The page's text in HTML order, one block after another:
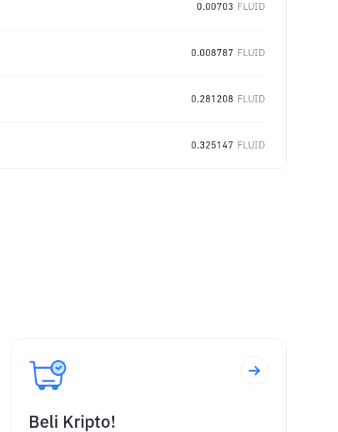
0.00703 FLUID
0.008787 FLUID
0.281208 FLUID
0.325147 FLUID
Beli Kripto!